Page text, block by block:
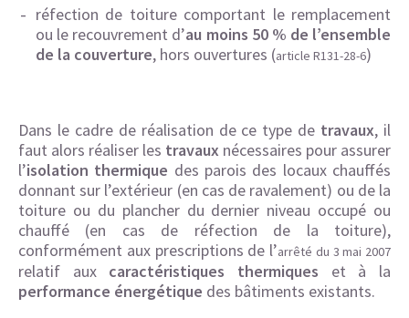
réfection de toiture comportant le remplacement
ou le recouvrement d’au moins 50 % de l’ensemble
de la couverture, hors ouvertures (article R131-28-6)
Dans le cadre de réalisation de ce type de travaux, il
faut alors réaliser les travaux nécessaires pour assurer
l’isolation thermique des parois des locaux chauffés
donnant sur l’extérieur (en cas de ravalement) ou de la
toiture ou du plancher du dernier niveau occupé ou
chauffé (en cas de réfection de la toiture),
conformément aux prescriptions de l’arrêté du 3 mai 2007
relatif aux caractéristiques thermiques et à la
performance énergétique des bâtiments existants.